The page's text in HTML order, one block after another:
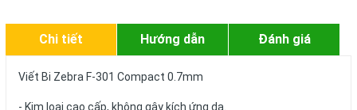
Chi tiết Hướng dẫn Đánh giá
Viết Bi Zebra F-301 Compact 0.7mm
- Kim loại cao cấp, không gây kích ứng da.